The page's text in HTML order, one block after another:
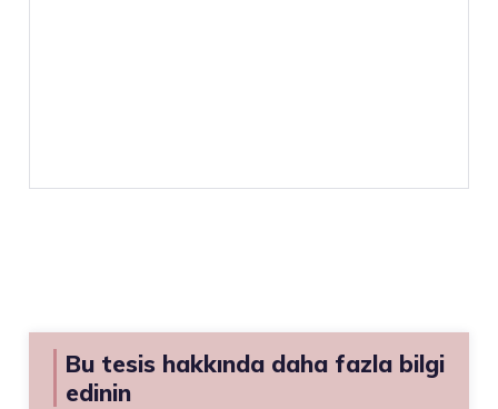
Bu tesis hakkında daha fazla bilgi
edinin